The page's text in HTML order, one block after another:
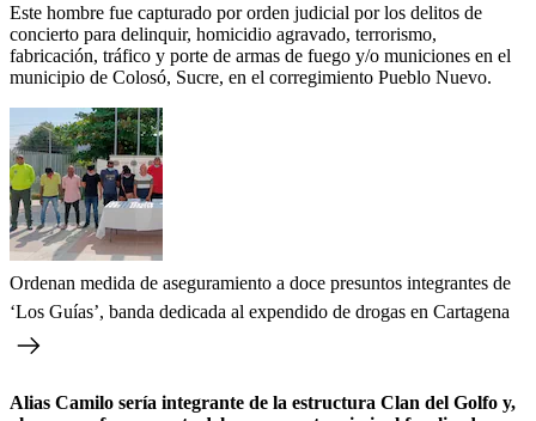
Este hombre fue capturado por orden judicial por los delitos de
concierto para delinquir, homicidio agravado, terrorismo,
fabricación, tráfico y porte de armas de fuego y/o municiones en el
municipio de Colosó, Sucre, en el corregimiento Pueblo Nuevo.
Ordenan medida de aseguramiento a doce presuntos integrantes de
‘Los Guías’, banda dedicada al expendido de drogas en Cartagena
Alias Camilo sería integrante de la estructura Clan del Golfo y,